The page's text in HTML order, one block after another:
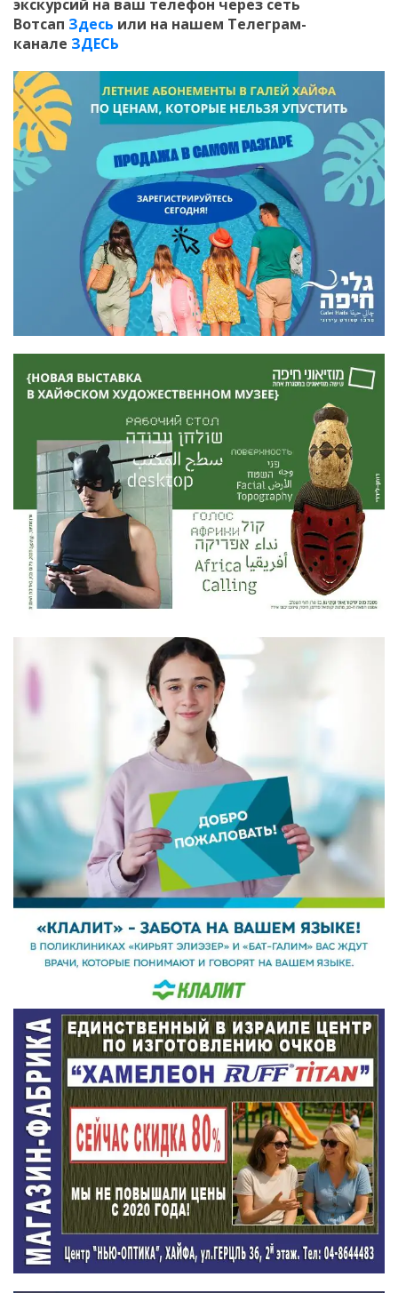
экскурсий на ваш телефон через сеть
Вотсап Здесь или на нашем Телеграм-
канале ЗДЕСЬ